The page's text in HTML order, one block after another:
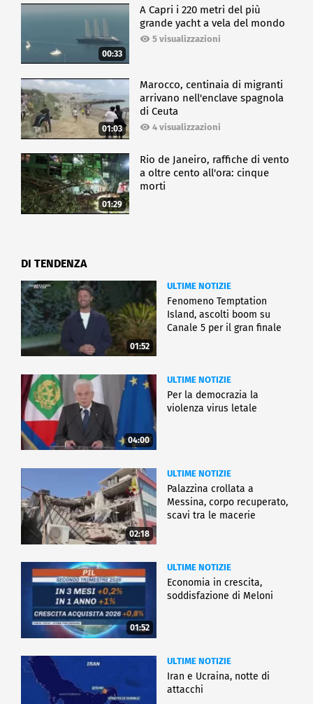
00:33
A Capri i 220 metri del più
grande yacht a vela del mondo
5 visualizzazioni
01:03
Marocco, centinaia di migranti
arrivano nell'enclave spagnola
di Ceuta
4 visualizzazioni
01:29
Rio de Janeiro, raffiche di vento
a oltre cento all'ora: cinque
morti
DI TENDENZA
01:52
ULTIME NOTIZIE
Fenomeno Temptation
Island, ascolti boom su
Canale 5 per il gran finale
04:00
ULTIME NOTIZIE
Per la democrazia la
violenza virus letale
02:18
ULTIME NOTIZIE
Palazzina crollata a
Messina, corpo recuperato,
scavi tra le macerie
01:52
ULTIME NOTIZIE
Economia in crescita,
soddisfazione di Meloni
ULTIME NOTIZIE
Iran e Ucraina, notte di
attacchi